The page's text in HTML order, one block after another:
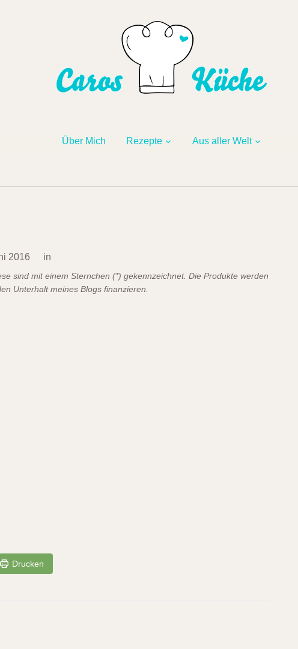
Über Mich Rezepte Aus aller Welt
2016 in
sind mit einem Sternchen (*) gekennzeichnet. Die Produkte werden
Unterhalt meines Blogs finanzieren.
Drucken